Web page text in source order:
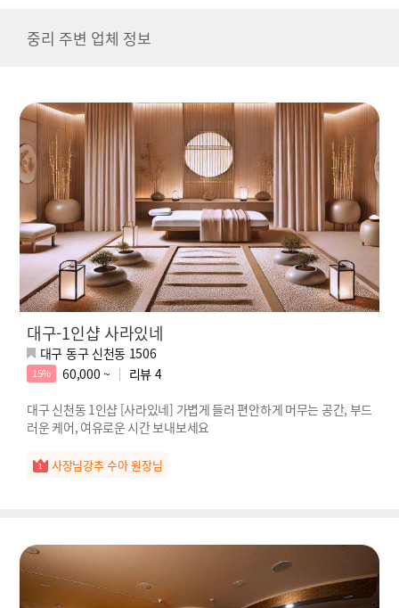
중리 주변 업체 정보
대구-1인샵 사라있네
대구 동구 신천동 1506
15% 60,000 ~ 리뷰 4
대구 신천동 1인샵 [사라있네] 가볍게 들러 편안하게 머무는 공간, 부드
러운 케어, 여유로운 시간 보내보세요
사장님강추 수아 원장님